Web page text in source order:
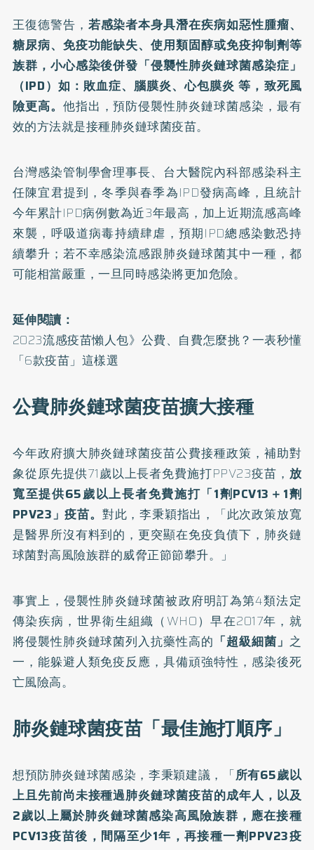
王復德警告， 若感染者本身具潛在疾病如惡性腫瘤、
糖尿病、免疫功能缺失、使用類固醇或免疫抑制劑等
族群，小心感染後併發「侵襲性肺炎鏈球菌感染症」
（IPD）如：敗血症、腦膜炎、心包膜炎 等，致死風
險更高。 他指出，預防侵襲性肺炎鏈球菌感染，最有
效的方法就是接種肺炎鏈球菌疫苗。
台灣感染管制學會理事長、台大醫院內科部感染科主
任陳宜君提到，冬季與春季為IPD發病高峰，且統計
今年累計IPD病例數為近3年最高，加上近期流感高峰
來襲，呼吸道病毒持續肆虐，預期IPD總感染數恐持
續攀升；若不幸感染流感跟肺炎鏈球菌其中一種，都
可能相當嚴重，一旦同時感染將更加危險。
延伸閱讀：
2023流感疫苗懶人包》公費、自費怎麼挑？一表秒懂
「6款疫苗」這樣選
公費肺炎鏈球菌疫苗擴大接種
今年政府擴大肺炎鏈球菌疫苗公費接種政策，補助對
象從原先提供71歲以上長者免費施打PPV23疫苗， 放
寬至提供65歲以上長者免費施打「1劑PCV13＋1劑
PPV23」疫苗。 對此，李秉穎指出，「此次政策放寬
是醫界所沒有料到的，更突顯在免疫負債下，肺炎鏈
球菌對高風險族群的威脅正節節攀升。」
事實上，侵襲性肺炎鏈球菌被政府明訂為第4類法定
傳染疾病，世界衛生組織（WHO）早在2017年，就
將侵襲性肺炎鏈球菌列入抗藥性高的 「超級細菌」 之
一，能躲避人類免疫反應，具備頑強特性，感染後死
亡風險高。
肺炎鏈球菌疫苗「最佳施打順序」
想預防肺炎鏈球菌感染，李秉穎建議，「所有65歲以
上且先前尚未接種過肺炎鏈球菌疫苗的成年人，以及
2歲以上屬於肺炎鏈球菌感染高風險族群，應在接種
PCV13疫苗後，間隔至少1年，再接種一劑PPV23疫